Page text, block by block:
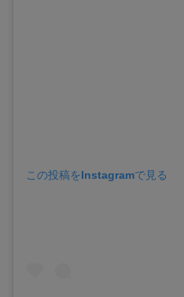
この投稿をInstagramで見る